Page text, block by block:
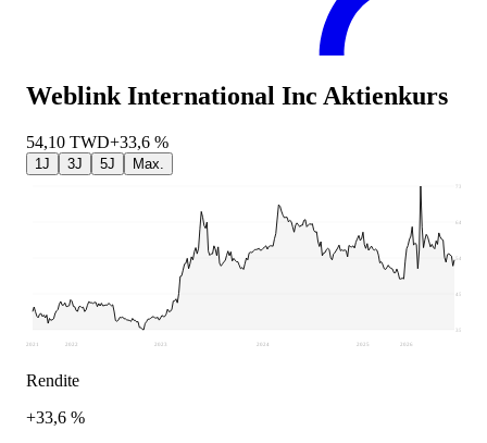
Weblink International Inc Aktienkurs
54,10 TWD+33,6 %
1J 3J 5J Max.
35,7
45,15
54,6
64,05
73,5
2021 2022 2023 2024 2025 2026
Rendite
+33,6 %